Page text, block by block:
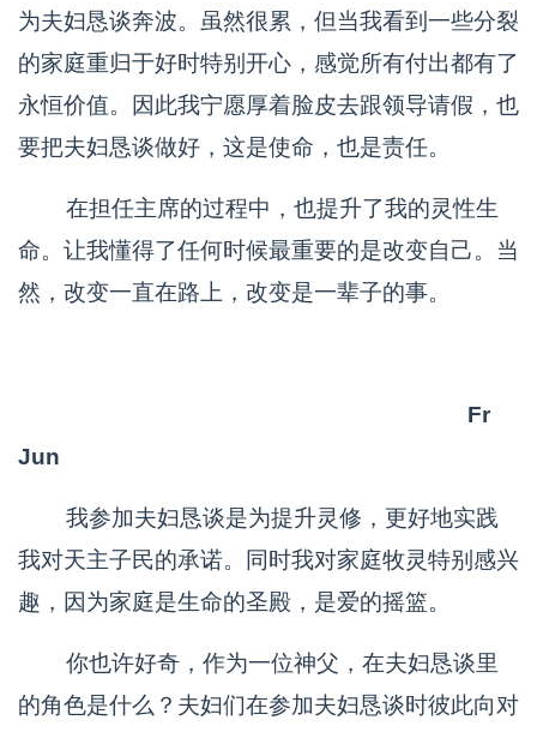
为夫妇恳谈奔波。虽然很累，但当我看到一些分裂
的家庭重归于好时特别开心，感觉所有付出都有了
永恒价值。因此我宁愿厚着脸皮去跟领导请假，也
要把夫妇恳谈做好，这是使命，也是责任。
在担任主席的过程中，也提升了我的灵性生
命。让我懂得了任何时候最重要的是改变自己。当
然，改变一直在路上，改变是一辈子的事。
Fr
Jun
我参加夫妇恳谈是为提升灵修，更好地实践
我对天主子民的承诺。同时我对家庭牧灵特别感兴
趣，因为家庭是生命的圣殿，是爱的摇篮。
你也许好奇，作为一位神父，在夫妇恳谈里
的角色是什么？夫妇们在参加夫妇恳谈时彼此向对